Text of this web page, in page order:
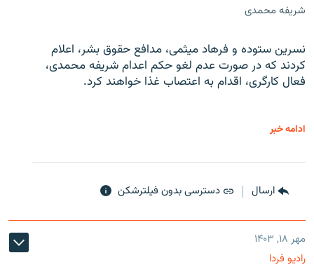
شریفه محمدی
نسرین ستوده و فرهاد میثمی، مدافع حقوق بشر، اعلام
کردند که در صورت عدم لغو حکم اعدام شریفه محمدی،
فعال کارگری، اقدام به اعتصاب غذا خواهند کرد.
ادامه خبر
ارسال دسترسی بدون فیلترشکن
مهر ۱۸, ۱۴۰۳
رادیو فردا